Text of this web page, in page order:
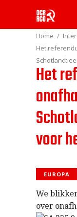
Home
Het
Schotland:
Het
voor
EUROPA
We
over